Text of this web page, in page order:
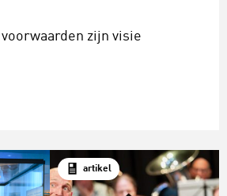
zijn visie
artikel